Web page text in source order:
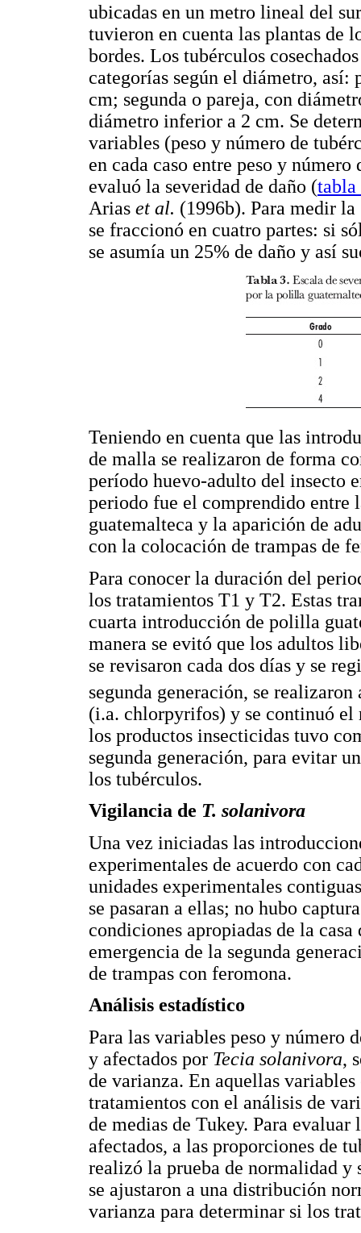
ubicadas en un metro lineal del
tuvieron en cuenta las plantas de
bordes. Los tubérculos
categorías según el diámetro, así:
cm; segunda o pareja, con
diámetro inferior a 2 cm. Se
variables (peso y número de
en cada caso entre peso y
evaluó la severidad de daño (tabla
Arias et al. (1996b). Para medir la
se fraccionó en cuatro partes: si
se asumía un 25% de daño y así
Teniendo en cuenta que las
de malla se realizaron de forma
período huevo-adulto del insecto
periodo fue el comprendido
guatemalteca y la aparición de
con la colocación de trampas de
Para conocer la duración del
los tratamientos T1 y T2. Estas
cuarta introducción de polilla
manera se evitó que los adultos
se revisaron cada dos días y se
segunda generación, se
(i.a. chlorpyrifos) y se continuó el
los productos insecticidas tuvo
segunda generación, para evitar
los tubérculos.
Vigilancia de T. solanivora
Una vez iniciadas las
experimentales de acuerdo con
unidades experimentales
se pasaran a ellas; no hubo
condiciones apropiadas de la
emergencia de la segunda
de trampas con feromona.
Análisis estadístico
Para las variables peso y número
y afectados por Tecia solanivora,
de varianza. En aquellas
tratamientos con el análisis de
de medias de Tukey. Para
afectados, a las proporciones de
realizó la prueba de normalidad y
se ajustaron a una distribución
varianza para determinar si los